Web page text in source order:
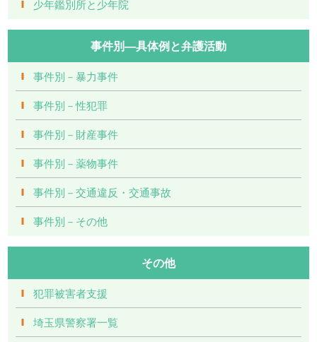
少年鑑別所と少年院
事件別―具体例と弁護活動
事件別－暴力事件
事件別－性犯罪
事件別－財産事件
事件別－薬物事件
事件別－交通違反・交通事故
事件別－その他
その他
犯罪被害者支援
埼玉県警察署一覧